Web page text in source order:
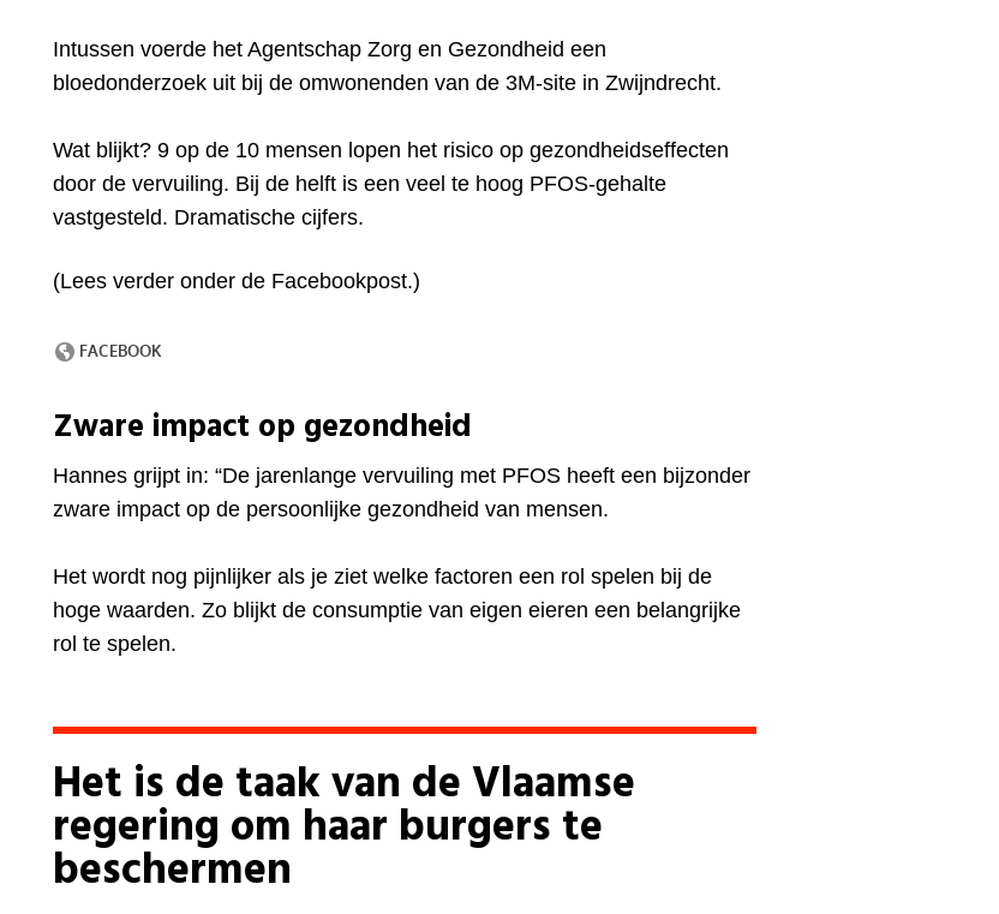
Intussen voerde het Agentschap Zorg en Gezondheid een
bloedonderzoek uit bij de omwonenden van de 3M-site in Zwijndrecht.
Wat blijkt? 9 op de 10 mensen lopen het risico op gezondheidseffecten
door de vervuiling. Bij de helft is een veel te hoog PFOS-gehalte
vastgesteld. Dramatische cijfers.
(Lees verder onder de Facebookpost.)
Zware impact op gezondheid
Hannes grijpt in: “De jarenlange vervuiling met PFOS heeft een bijzonder
zware impact op de persoonlijke gezondheid van mensen.
Het wordt nog pijnlijker als je ziet welke factoren een rol spelen bij de
hoge waarden. Zo blijkt de consumptie van eigen eieren een belangrijke
rol te spelen.
Het is de taak van de Vlaamse
regering om haar burgers te
beschermen